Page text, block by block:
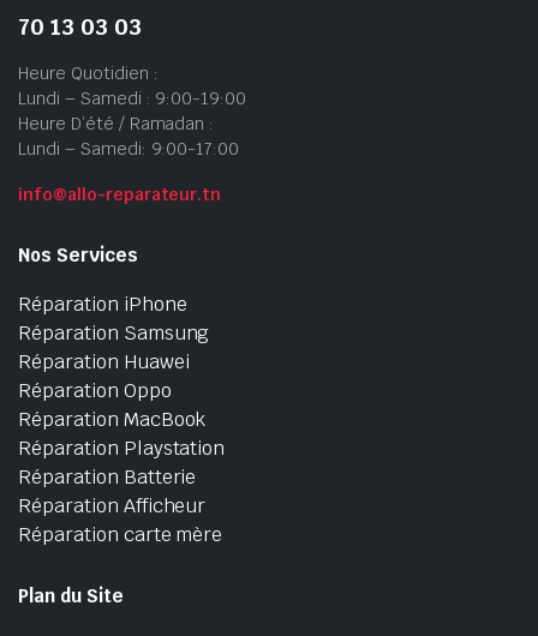
70 13 03 03
Heure Quotidien :
Lundi – Samedi : 9:00-19:00
Heure D’été / Ramadan :
Lundi – Samedi: 9:00-17:00
info@allo-reparateur.tn
Nos Services
Réparation iPhone
Réparation Samsung
Réparation Huawei
Réparation Oppo
Réparation MacBook
Réparation Playstation
Réparation Batterie
Réparation Afficheur
Réparation carte mère
Plan du Site